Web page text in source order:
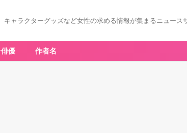
キャラクターグッズなど女性の求める情報が集まるニュース
優 作者名